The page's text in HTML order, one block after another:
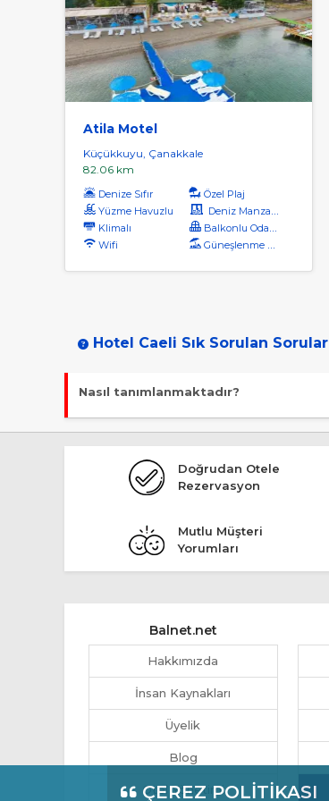
ÇEREZ POLİTİKASI
Atila Motel
Küçükkuyu, Çanakkale
82.06 km
Denize Sıfır
Özel Plaj
Yüzme Havuzlu
Deniz Manzaralı
Klimalı
Balkonlu Odalar
Wifi
Güneşlenme Terası
Hotel Caeli Sık Sorulan Sorular
Nasıl tanımlanmaktadır?
Tesis Tiny Hause statüsündedir.
Doğrudan Otele
Rezervasyon
Mutlu Müşteri
Yorumları
Balnet.net
Hakkımızda
İnsan Kaynakları
Üyelik
Blog
Otel Yönetimi